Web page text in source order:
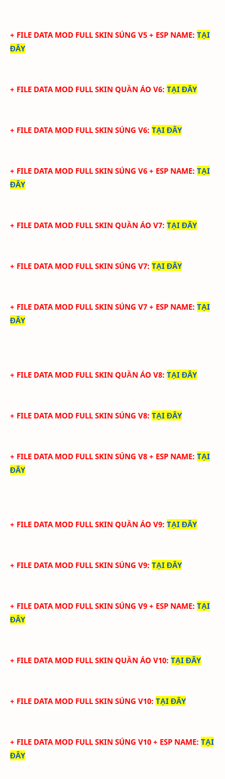
+ FILE DATA MOD FULL SKIN SÚNG V5 + ESP NAME: TẠI
ĐÂY
+ FILE DATA MOD FULL SKIN QUẦN ÁO V6: TẠI ĐÂY
+ FILE DATA MOD FULL SKIN SÚNG V6: TẠI ĐÂY
+ FILE DATA MOD FULL SKIN SÚNG V6 + ESP NAME: TẠI
ĐÂY
+ FILE DATA MOD FULL SKIN QUẦN ÁO V7: TẠI ĐÂY
+ FILE DATA MOD FULL SKIN SÚNG V7: TẠI ĐÂY
+ FILE DATA MOD FULL SKIN SÚNG V7 + ESP NAME: TẠI
ĐÂY
+ FILE DATA MOD FULL SKIN QUẦN ÁO V8: TẠI ĐÂY
+ FILE DATA MOD FULL SKIN SÚNG V8: TẠI ĐÂY
+ FILE DATA MOD FULL SKIN SÚNG V8 + ESP NAME: TẠI
ĐÂY
+ FILE DATA MOD FULL SKIN QUẦN ÁO V9: TẠI ĐÂY
+ FILE DATA MOD FULL SKIN SÚNG V9: TẠI ĐÂY
+ FILE DATA MOD FULL SKIN SÚNG V9 + ESP NAME: TẠI
ĐÂY
+ FILE DATA MOD FULL SKIN QUẦN ÁO V10: TẠI ĐÂY
+ FILE DATA MOD FULL SKIN SÚNG V10: TẠI ĐÂY
+ FILE DATA MOD FULL SKIN SÚNG V10 + ESP NAME: TẠI
ĐÂY